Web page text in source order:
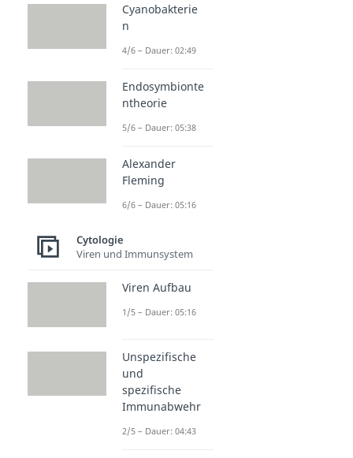
Cyanobakterie
n
4/6 – Dauer: 02:49
Endosymbionte
ntheorie
5/6 – Dauer: 05:38
Alexander
Fleming
6/6 – Dauer: 05:16
Cytologie
Viren und Immunsystem
Viren Aufbau
1/5 – Dauer: 05:16
Unspezifische
und
spezifische
Immunabwehr
2/5 – Dauer: 04:43